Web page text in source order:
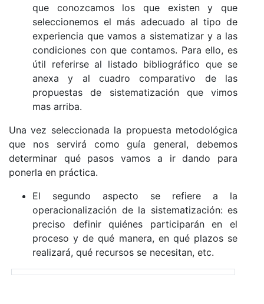
que conozcamos los que existen y que
seleccionemos el más adecuado al tipo de
experiencia que vamos a sistematizar y a las
condiciones con que contamos. Para ello, es
útil referirse al listado bibliográfi­co que se
anexa y al cuadro comparativo de las
propuestas de sistematiza­ción que vimos
mas arriba.
Una vez seleccionada la propuesta metodológica
que nos servirá como guía general, debemos
determinar qué pasos vamos a ir dando para
ponerla en práctica.
El segundo aspecto se refiere a la
operacionalización de la sistematización: es
preciso definir quiénes participarán en el
proceso y de qué manera, en qué plazos se
realizará, qué recursos se necesitan, etc.